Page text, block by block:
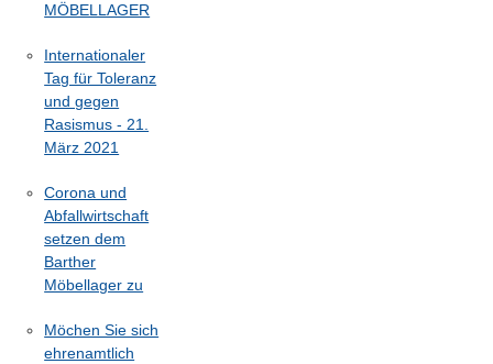
MÖBELLAGER
Internationaler
Tag für Toleranz
und gegen
Rasismus - 21.
März 2021
Corona und
Abfallwirtschaft
setzen dem
Barther
Möbellager zu
Möchen Sie sich
ehrenamtlich